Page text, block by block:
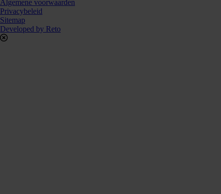
Algemene voorwaarden
Privacybeleid
Sitemap
Developed by Reto